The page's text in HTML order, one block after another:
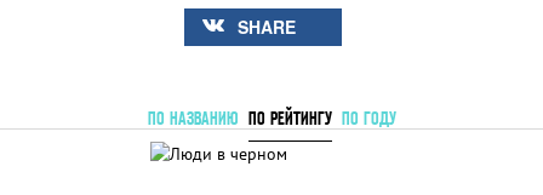
SHARE
ПО НАЗВАНИЮ ПО РЕЙТИНГУ ПО ГОДУ